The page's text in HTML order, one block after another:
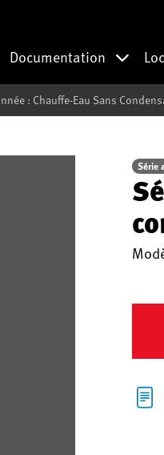
Documentation
: Chauffe-Eau Sans
Série